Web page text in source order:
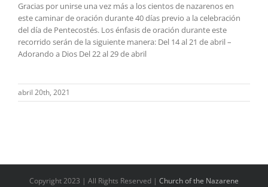
Gracias por unirse una vez más a los cientos de nazarenos en
este caminar de oración durante 40 días previo a la celebración
del día de Pentecostés. Los énfasis de oración durante este
recorrido serán de la siguiente manera: Del 14 al 21 de abril –
Adorando a Dios Del 22 al 29 de abril
abril 20th, 2021
Copyright 2023 | All Rights Reserved | Church of the Nazarene